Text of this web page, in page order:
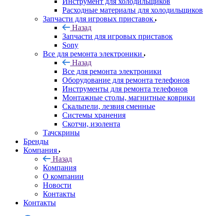
Расходные материалы для холодильщиков
Запчасти для игровых приставок
Назад
Запчасти для игровых приставок
Sony
Все для ремонта электроники
Назад
Все для ремонта электроники
Оборудование для ремонта телефонов
Инструменты для ремонта телефонов
Монтажные столы, магнитные коврики
Скальпели, лезвия сменные
Системы хранения
Скотчи, изолента
Тачскрины
Бренды
Компания
Назад
Компания
О компании
Новости
Контакты
Контакты